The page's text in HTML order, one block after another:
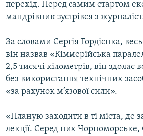
перехід. Перед самим стартом
мандрівник зустрівся з
За словами Сергія Гордієнка,
він назвав «Кіммерійська
2,5 тисячі кілометрів, він
без використання технічних
«за рахунок м’язової сили».
«Планую заходити в ті міста, де
лекції. Серед них Чорноморське,